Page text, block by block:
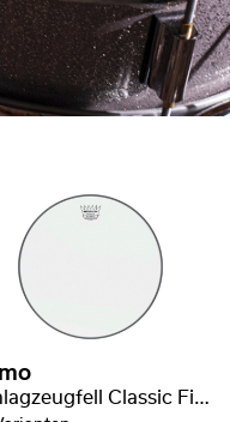
Schlagzeugfell Classic Fit Ambassador transparent